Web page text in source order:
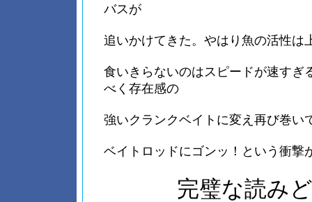
バスが
追いかけてきた。やはり魚の活性は
食いきらないのはスピードが速すぎ
べく存在感の
強いクランクベイトに変え再び巻い
ベイトロッドにゴンッ！という衝撃
完璧な読み